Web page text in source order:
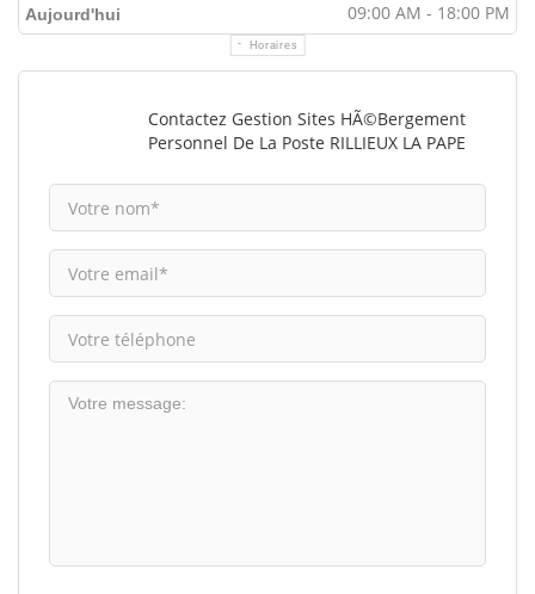
Aujourd'hui 09:00 AM - 18:00 PM
Horaires
Contactez Gestion Sites HÃ©bergement
Personnel De La Poste RILLIEUX LA PAPE